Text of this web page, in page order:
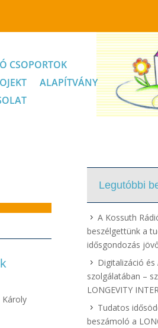
CSOPORTOK
ALAPÍTVÁNY
Legutóbbi
A Kossuth
beszélgettünk a
idősgondozás
Digitalizáció és
szolgálatában –
LONGEVITY
Tudatos
beszámoló a